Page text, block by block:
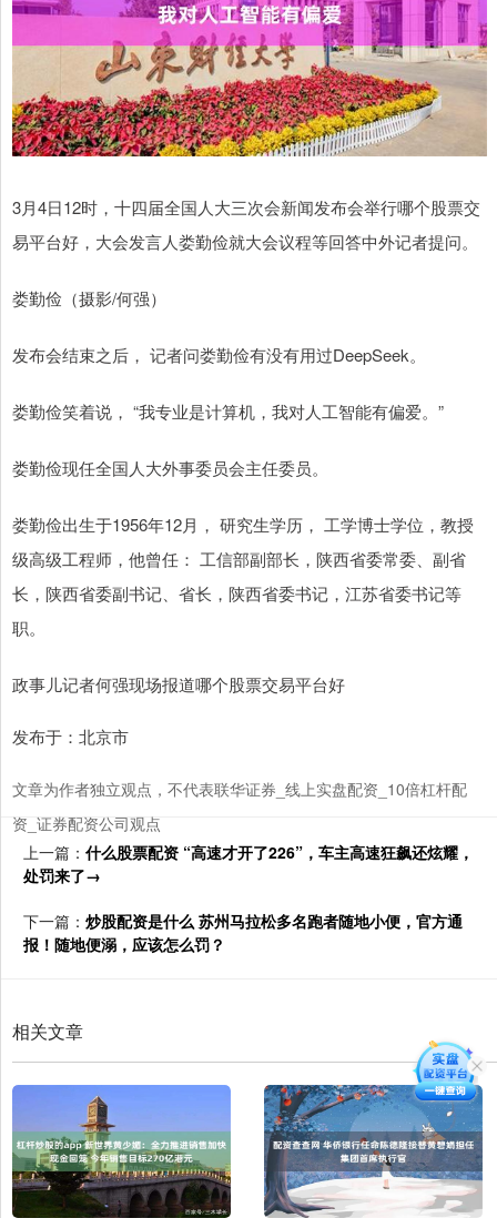
3月4日12时，十四届全国人大三次会新闻发布会举行哪个股票交
易平台好，大会发言人娄勤俭就大会议程等回答中外记者提问。
娄勤俭（摄影/何强）
发布会结束之后， 记者问娄勤俭有没有用过DeepSeek。
娄勤俭笑着说， “我专业是计算机，我对人工智能有偏爱。”
娄勤俭现任全国人大外事委员会主任委员。
娄勤俭出生于1956年12月， 研究生学历， 工学博士学位，教授
级高级工程师，他曾任： 工信部副部长，陕西省委常委、副省
长，陕西省委副书记、省长，陕西省委书记，江苏省委书记等
职。
政事儿记者何强现场报道哪个股票交易平台好
发布于：北京市
文章为作者独立观点，不代表联华证券_线上实盘配资_10倍杠杆配
资_证券配资公司观点
上一篇： 什么股票配资 “高速才开了226”，车主高速狂飙还炫耀，
处罚来了→
下一篇： 炒股配资是什么 苏州马拉松多名跑者随地小便，官方通
报！随地便溺，应该怎么罚？
相关文章